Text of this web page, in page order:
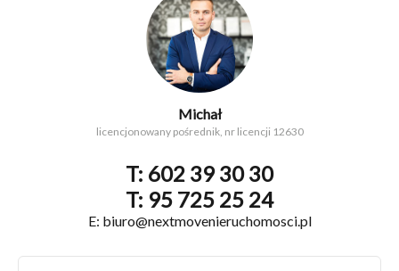
Michał
licencjonowany pośrednik, nr licencji 12630
T: 602 39 30 30
T: 95 725 25 24
E: biuro@nextmovenieruchomosci.pl